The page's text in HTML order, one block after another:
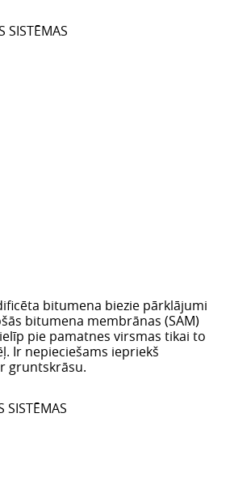
SISTĒMAS
bitumena biezie pārklājumi
bitumena membrānas (SAM)
pie pamatnes virsmas tikai to
Ir nepieciešams iepriekš
gruntskrāsu.
SISTĒMAS